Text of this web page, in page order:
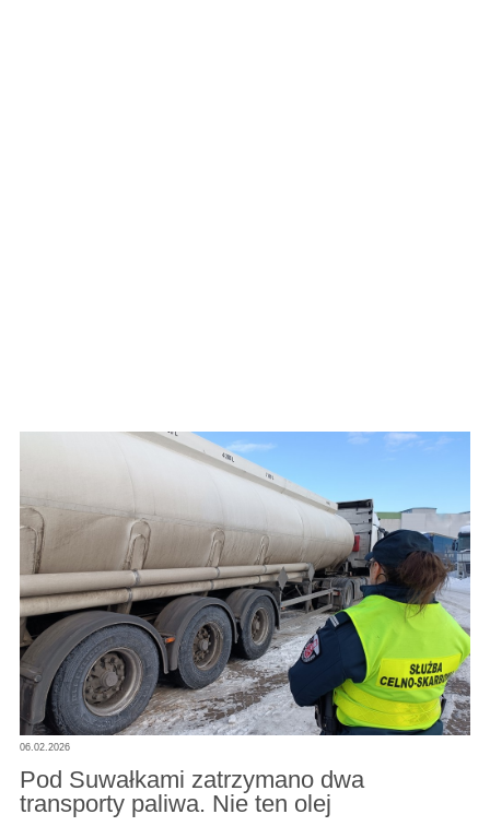
06.02.2026
Pod Suwałkami zatrzymano dwa
transporty paliwa. Nie ten olej